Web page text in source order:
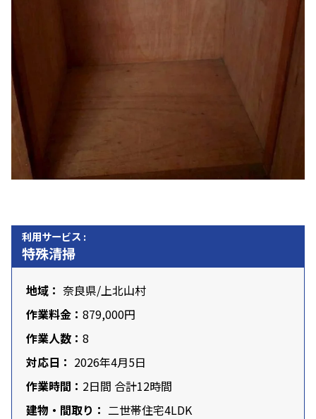
利用サービス :
特殊清掃
地域： 奈良県/上北山村
作業料金： 879,000円
作業人数： 8
対応日： 2026年4月5日
作業時間： 2日間 合計12時間
建物・間取り： 二世帯住宅4LDK